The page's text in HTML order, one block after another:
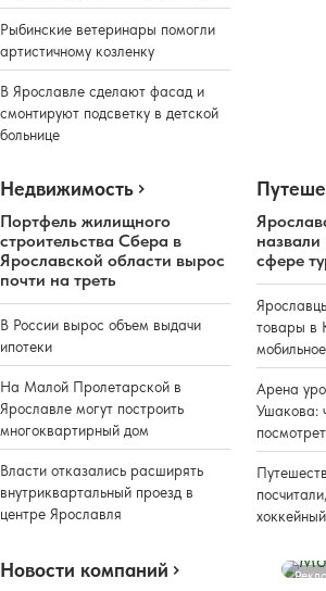
Рыбинские ветеринары помогли
артистичному козленку
В Ярославле сделают фасад и
смонтируют подсветку в детской
больнице
Недвижимость
Портфель жилищного
строительства Сбера в
Ярославской области вырос
почти на треть
В России вырос объем выдачи
ипотеки
На Малой Пролетарской в
Ярославле могут построить
многоквартирный дом
Власти отказались расширять
внутриквартальный проезд в
центре Ярославля
назвали
сфере
товары в
Арена
Ушакова:
Новости компаний